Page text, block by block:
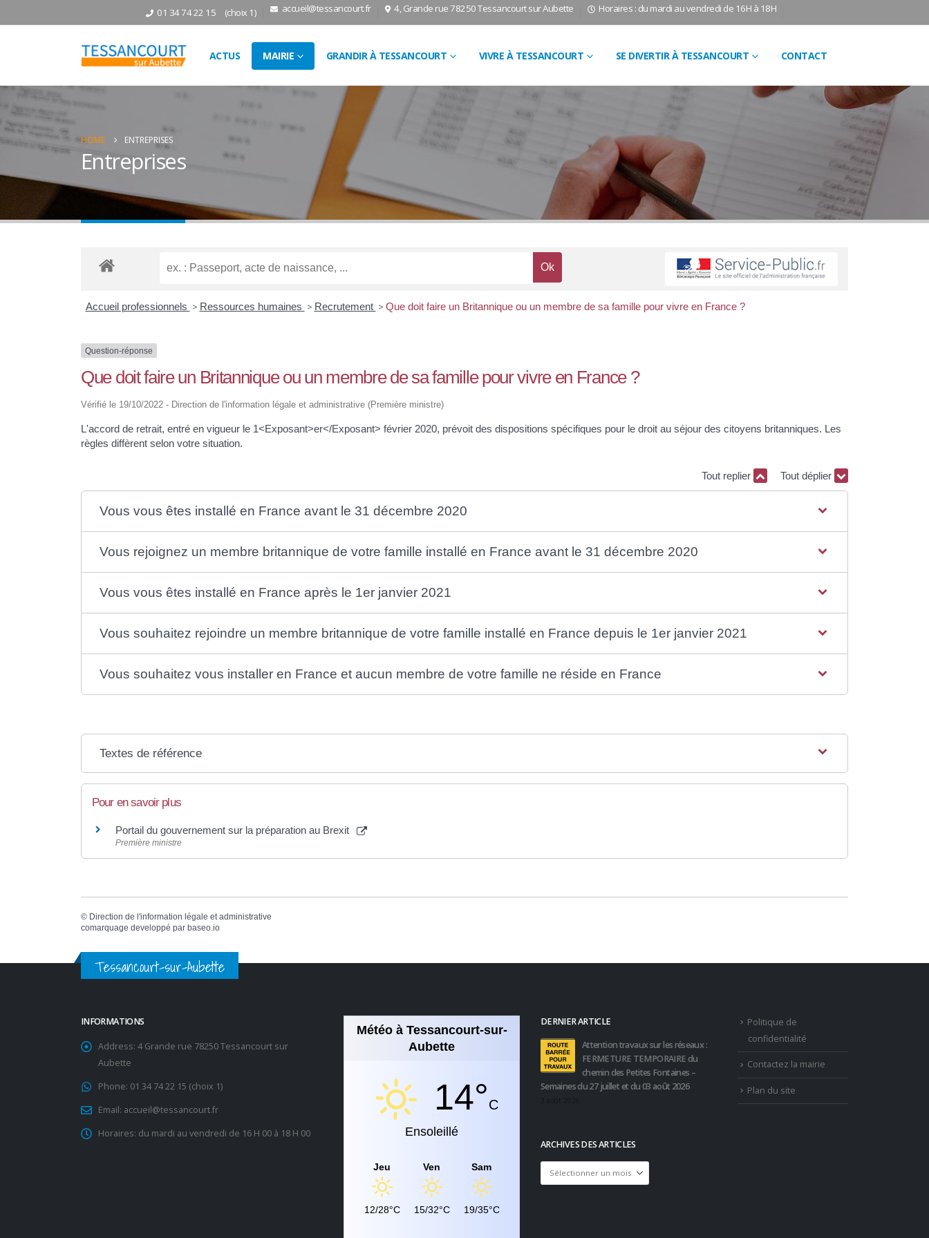
01 34 74 22 15 (choix 1) accueil@tessancourt.fr 4, Grande rue 78250 Tessancourt sur Aubette Horaires : du mardi au vendredi de 16H à 18H
ACTUS MAIRIE GRANDIR À TESSANCOURT VIVRE À TESSANCOURT SE DIVERTIR À TESSANCOURT CONTACT
HOME ENTREPRISES
Entreprises
Accueil professionnels > Ressources humaines > Recrutement > Que doit faire un Britannique ou un membre de sa famille pour vivre en France ?
Question-réponse
Que doit faire un Britannique ou un membre de sa famille pour vivre en France ?
Vérifié le 19/10/2022 - Direction de l'information légale et administrative (Première ministre)
L'accord de retrait, entré en vigueur le 1<Exposant>er</Exposant> février 2020, prévoit des dispositions spécifiques pour le droit au séjour des citoyens britanniques. Les
règles diffèrent selon votre situation.
Tout replier Tout déplier
Vous vous êtes installé en France avant le 31 décembre 2020
Vous rejoignez un membre britannique de votre famille installé en France avant le 31 décembre 2020
Vous vous êtes installé en France après le 1er janvier 2021
Vous souhaitez rejoindre un membre britannique de votre famille installé en France depuis le 1er janvier 2021
Vous souhaitez vous installer en France et aucun membre de votre famille ne réside en France
Textes de référence
Pour en savoir plus
Portail du gouvernement sur la préparation au Brexit
Première ministre
© Direction de l'information légale et administrative
comarquage developpé par baseo.io
Tessancourt-sur-Aubette
INFORMATIONS
Address: 4 Grande rue 78250 Tessancourt sur
Aubette
Phone: 01 34 74 22 15 (choix 1)
Email: accueil@tessancourt.fr
Horaires: du mardi au vendredi de 16 H 00 à 18 H 00
Météo à Tessancourt-sur-
Aubette
14°C
Ensoleillé
Jeu
12/28°C
Ven
15/32°C
Sam
19/35°C
DERNIER ARTICLE
Attention travaux sur les réseaux :
FERMETURE TEMPORAIRE du
chemin des Petites Fontaines –
Semaines du 27 juillet et du 03 août 2026
ARCHIVES DES ARTICLES
Archives
des
Politique de
confidentialité
Contactez la mairie
Plan du site